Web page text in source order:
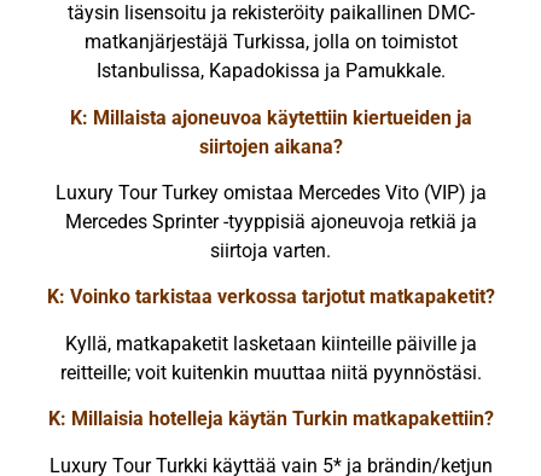
täysin lisensoitu ja rekisteröity paikallinen DMC-
matkanjärjestäjä Turkissa, jolla on toimistot
Istanbulissa, Kapadokissa ja Pamukkale.
K: Millaista ajoneuvoa käytettiin kiertueiden ja
siirtojen aikana?
Luxury Tour Turkey omistaa Mercedes Vito (VIP) ja
Mercedes Sprinter -tyyppisiä ajoneuvoja retkiä ja
siirtoja varten.
K: Voinko tarkistaa verkossa tarjotut matkapaketit?
Kyllä, matkapaketit lasketaan kiinteille päiville ja
reitteille; voit kuitenkin muuttaa niitä pyynnöstäsi.
K: Millaisia hotelleja käytän Turkin matkapakettiin?
Luxury Tour Turkki käyttää vain 5* ja brändin/ketjun